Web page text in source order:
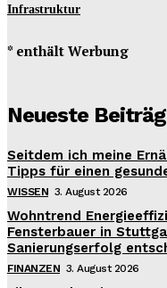
Infrastruktur
* enthält Werbung
Neueste
Seitdem ich meine
Tipps für einen
WISSEN 3. August 2026
Wohntrend
Fensterbauer in
Sanierungserfolg
FINANZEN 3. August 2026